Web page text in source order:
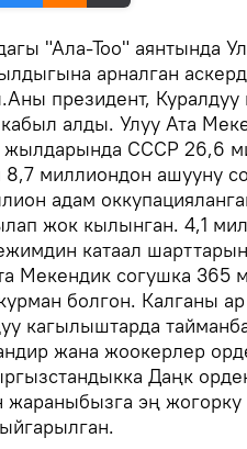
"Ала-Тоо" аянтында
арналган
президент, Куралдуу
алды. Улуу Ата
жылдарында СССР 26,6
миллиондон ашууну
адам
жок кылынган. 4,1
катаал
Мекендик согушка 365
болгон. Калганы
кагылыштарда
жана жоокерлер
Даңк
жараныбызга эң